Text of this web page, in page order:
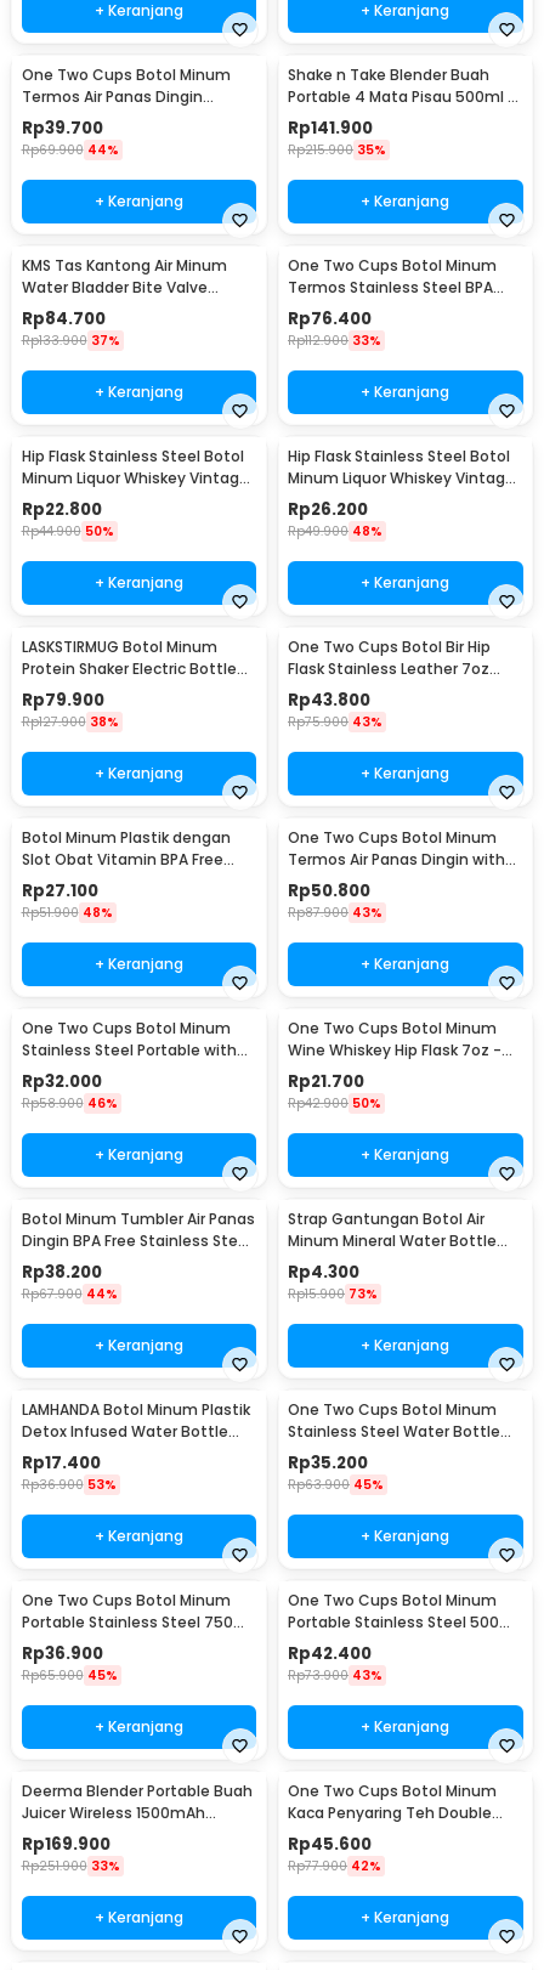
+ Keranjang + Keranjang
One Two Cups Botol Minum
Termos Air Panas Dingin
Stainless Steel 260ml -
AQW575
Rp39.700
Rp69.900 44%
+ Keranjang
Shake n Take Blender Buah
Portable 4 Mata Pisau 500ml -
VT-04
Rp141.900
Rp215.900 35%
+ Keranjang
KMS Tas Kantong Air Minum
Water Bladder Bite Valve
Hydration Bag 3L - BL018
Rp84.700
Rp133.900 37%
+ Keranjang
One Two Cups Botol Minum
Termos Stainless Steel BPA
Free 400ml - K623
Rp76.400
Rp112.900 33%
+ Keranjang
Hip Flask Stainless Steel Botol
Minum Liquor Whiskey Vintage
7oz Johnnie Walker - H-7
Rp22.800
Rp44.900 50%
+ Keranjang
Hip Flask Stainless Steel Botol
Minum Liquor Whiskey Vintage
7oz Jack Daniel - H-7
Rp26.200
Rp49.900 48%
+ Keranjang
LASKSTIRMUG Botol Minum
Protein Shaker Electric Bottle
BPA Free 480ml - 1505
Rp79.900
Rp127.900 38%
+ Keranjang
One Two Cups Botol Bir Hip
Flask Stainless Leather 7oz
with Shot Glass
Rp43.800
Rp75.900 43%
+ Keranjang
Botol Minum Plastik dengan
Slot Obat Vitamin BPA Free
600ml - 830
Rp27.100
Rp51.900 48%
+ Keranjang
One Two Cups Botol Minum
Termos Air Panas Dingin with
Cup Head 500ml - SUS304
Rp50.800
Rp87.900 43%
+ Keranjang
One Two Cups Botol Minum
Stainless Steel Portable with
Carabiner 750ml - GBD
Rp32.000
Rp58.900 46%
+ Keranjang
One Two Cups Botol Minum
Wine Whiskey Hip Flask 7oz -
F0212
Rp21.700
Rp42.900 50%
+ Keranjang
Botol Minum Tumbler Air Panas
Dingin BPA Free Stainless Steel
350ml - HS-6983
Rp38.200
Rp67.900 44%
+ Keranjang
Strap Gantungan Botol Air
Minum Mineral Water Bottle
Belt Hanger - 3330
Rp4.300
Rp15.900 73%
+ Keranjang
LAMHANDA Botol Minum Plastik
Detox Infused Water Bottle
BPA Free 1L - QWF236
Rp17.400
Rp36.900 53%
+ Keranjang
One Two Cups Botol Minum
Stainless Steel Water Bottle
300ml - YM006
Rp35.200
Rp63.900 45%
+ Keranjang
One Two Cups Botol Minum
Portable Stainless Steel 750ml
- YM006
Rp36.900
Rp65.900 45%
+ Keranjang
One Two Cups Botol Minum
Portable Stainless Steel 500ml
- YM006
Rp42.400
Rp73.900 43%
+ Keranjang
Deerma Blender Portable Buah
Juicer Wireless 1500mAh
400ml - DEM-NU05
Rp169.900
Rp251.900 33%
+ Keranjang
One Two Cups Botol Minum
Kaca Penyaring Teh Double
Wall 230ml - X9001
Rp45.600
Rp77.900 42%
+ Keranjang